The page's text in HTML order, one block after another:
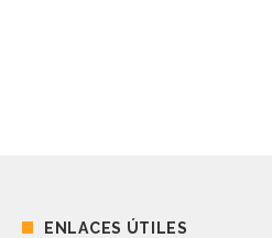
ENLACES ÚTILES